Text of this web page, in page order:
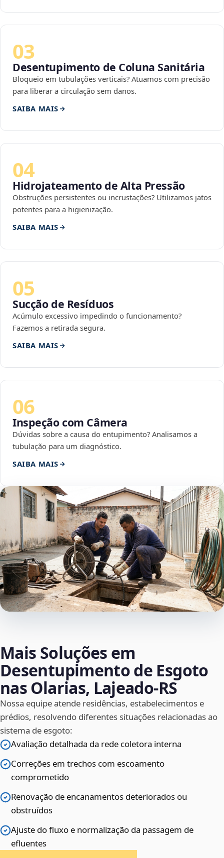
03
Desentupimento de Coluna Sanitária
Bloqueio em tubulações verticais? Atuamos com precisão
para liberar a circulação sem danos.
SAIBA MAIS
04
Hidrojateamento de Alta Pressão
Obstruções persistentes ou incrustações? Utilizamos jatos
potentes para a higienização.
SAIBA MAIS
05
Sucção de Resíduos
Acúmulo excessivo impedindo o funcionamento?
Fazemos a retirada segura.
SAIBA MAIS
06
Inspeção com Câmera
Dúvidas sobre a causa do entupimento? Analisamos a
tubulação para um diagnóstico.
SAIBA MAIS
Mais Soluções em
Desentupimento de Esgoto
nas Olarias, Lajeado‑RS
Nossa equipe atende residências, estabelecimentos e
prédios, resolvendo diferentes situações relacionadas ao
sistema de esgoto:
Avaliação detalhada da rede coletora interna
Correções em trechos com escoamento
comprometido
Renovação de encanamentos deteriorados ou
obstruídos
Ajuste do fluxo e normalização da passagem de
efluentes